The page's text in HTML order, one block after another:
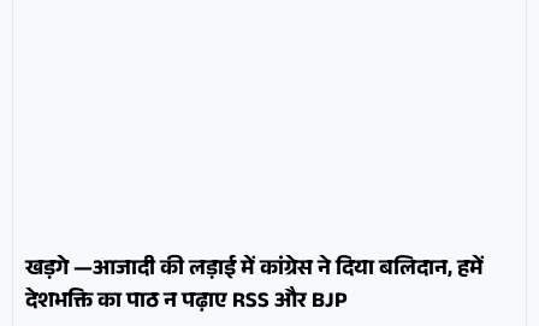
खड़गे —आजादी की लड़ाई में कांग्रेस ने दिया बलिदान, हमें
देशभक्ति का पाठ न पढ़ाए RSS और BJP